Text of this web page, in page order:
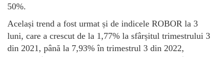
50%.
Același trend a fost urmat și de indicele ROBOR la 3
luni, care a crescut de la 1,77% la sfârșitul trimestrului 3
din 2021, până la 7,93% în trimestrul 3 din 2022,